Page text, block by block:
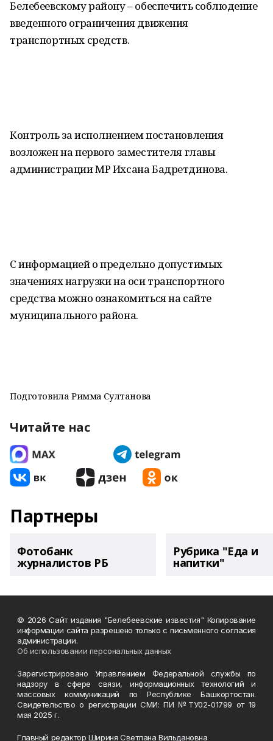
Белебеевскому району – обеспечить соблюдение
введенного ограничения движения
транспортных средств.
Контроль за исполнением постановления
возложен на первого заместителя главы
администрации МР Ихсана Бадретдинова.
С информацией о предельно допустимых
значениях нагрузки на оси транспортного
средства можно ознакомиться на сайте
муниципального района.
Подготовила Римма Султанова
Читайте нас
Партнеры
Фотобанк
журналистов РБ
Рубрика "Еда и
напитки"
© 2026 Сайт издания "Белебеевские известия" Копирование
информации сайта разрешено только с письменного согласия
администрации.
Об использовании персональных данных
Зарегистрировано Управлением Федеральной службы по
надзору в сфере связи, информационных технологий и
массовых коммуникаций по Республике Башкортостан.
Свидетельство о регистрации СМИ: ПИ №ТУ02-01799 от 19
мая 2025 г.
Главный редактор Шириня Светлана Вильдановна